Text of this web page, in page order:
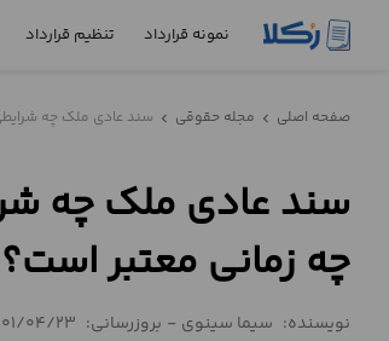
نمونه قرارداد تنظیم قرارداد
قرارداد
تنظیم
مشاوره
حقوقی
صفحه اصلی chevron_left مجله حقوقی chevron_left سند عادی ملک چه
سند عادی ملک چه
چه زمانی معتبر است؟
نویسنده: سیما سینوی - بروزرسانی: 04/23